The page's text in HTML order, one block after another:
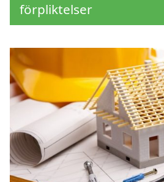
förpliktelser